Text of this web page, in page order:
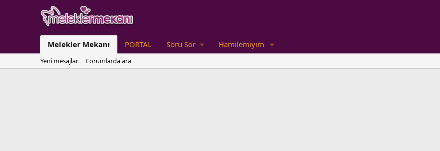
Melekler Mekanı PORTAL Soru Sor Hamilemiyim
Yeni mesajlar Forumlarda ara